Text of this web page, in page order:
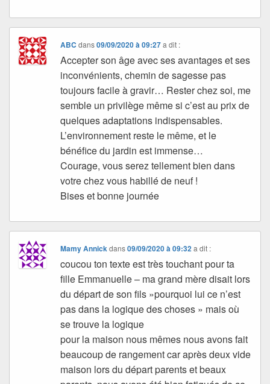
ABC dans09/09/2020 à 09:27 a dit :
Accepter son âge avec ses avantages et ses
inconvénients, chemin de sagesse pas
toujours facile à gravir… Rester chez soi, me
semble un privilège même si c’est au prix de
quelques adaptations indispensables.
L’environnement reste le même, et le
bénéfice du jardin est immense…
Courage, vous serez tellement bien dans
votre chez vous habillé de neuf !
Bises et bonne journée
Mamy Annickdans09/09/2020 à 09:32 a dit :
coucou ton texte est très touchant pour ta
fille Emmanuelle – ma grand mère disait lors
du départ de son fils »pourquoi lui ce n’est
pas dans la logique des choses » mais où
se trouve la logique
pour la maison nous mêmes nous avons fait
beaucoup de rangement car après deux vide
maison lors du départ parents et beaux